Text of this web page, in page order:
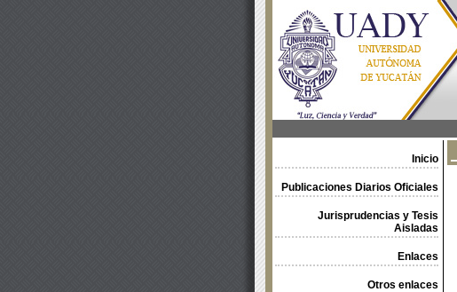
Inicio
Publicaciones Diarios Oficiales
Jurisprudencias y Tesis
Aisladas
Enlaces
Otros enlaces